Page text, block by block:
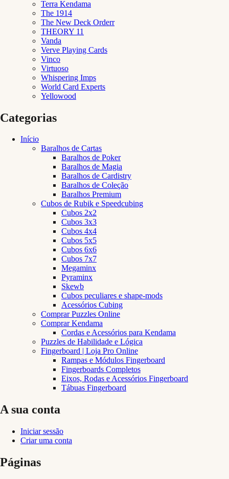
Terra Kendama
The 1914
The New Deck Orderr
THEORY 11
Vanda
Verve Playing Cards
Vinco
Virtuoso
Whispering Imps
World Card Experts
Yellowood
Categorias
Início
Baralhos de Cartas
Baralhos de Poker
Baralhos de Magia
Baralhos de Cardistry
Baralhos de Coleção
Baralhos Premium
Cubos de Rubik e Speedcubing
Cubos 2x2
Cubos 3x3
Cubos 4x4
Cubos 5x5
Cubos 6x6
Cubos 7x7
Megaminx
Pyraminx
Skewb
Cubos peculiares e shape-mods
Acessórios Cubing
Comprar Puzzles Online
Comprar Kendama
Cordas e Acessórios para Kendama
Puzzles de Habilidade e Lógica
Fingerboard | Loja Pro Online
Rampas e Módulos Fingerboard
Fingerboards Completos
Eixos, Rodas e Acessórios Fingerboard
Tábuas Fingerboard
A sua conta
Iniciar sessão
Criar uma conta
Páginas